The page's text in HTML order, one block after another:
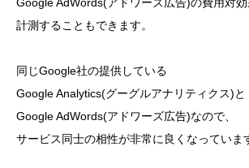
計測することもできます。
同じGoogle社の提供している
Google Analytics(グーグルアナリティクス)と
Google AdWords(アドワーズ広告)なので、
サービス同士の相性が非常に良くなっていま